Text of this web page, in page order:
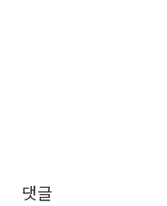
댓글